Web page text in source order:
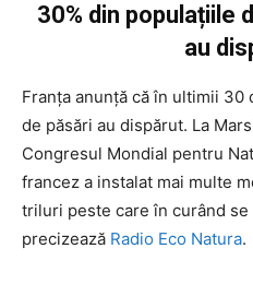
30% din populațiile
au
Franța anunță că în ultimii 30
de păsări au dispărut. La
Congresul Mondial pentru
francez a instalat mai multe
triluri peste care în curând
precizează Radio Eco Natura.